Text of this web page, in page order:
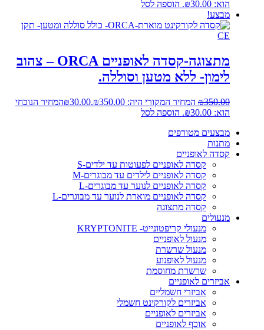
הוא: ₪30.00.
הוספה לסל
מבצע!
מתצוגה-קסדה לאופניים ORCA – צהוב
לימון- ללא מטען וסוללה.
₪350.00 המחיר המקורי היה: ₪350.00. ₪30.00
המחיר הנוכחי
הוא: ₪30.00.
הוספה לסל
מבצעים מטורפים
מתנות
קסדה לאופניים
קסדה לאופניים לפעוטות עד ילדים-S
קסדה לאופניים לילדים עד מבוגרים-M
קסדה לאופניים לנוער עד מבוגרים-L
קסדה לאופניים מוארת לנוער עד מבוגרים-L
קסדה מתצוגה
מנעולים
מנעולי קריפטונייט- KRYPTONITE
מנעול לאופניים
מנעול שרשרת
מנעול לאופנוע
שרשרת מחוסמת
אביזרים לאופניים
אביזרי חשמליים
אביזרים לקורקינט חשמלי
אביזרים לאופניים
אוכף לאופניים